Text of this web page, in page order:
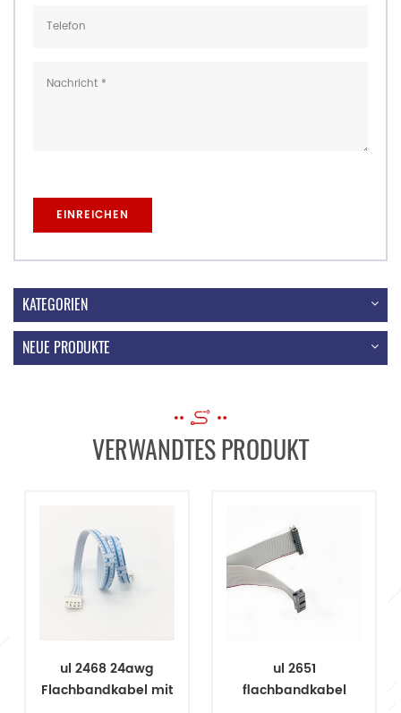
KATEGORIEN
NEUE PRODUKTE
VERWANDTES PRODUKT
ul 2468 24awg
Flachbandkabel mit
ul 2651
flachbandkabel